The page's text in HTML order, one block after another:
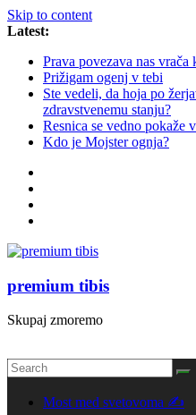
Skip to content
Latest:
Prava povezava nas vrača
Prižigam ogenj v tebi
Ste vedeli, da hoja po
zdravstvenemu stanju?
Resnica se vedno pokaže
Kdo je Mojster ognja?
premium tibis
Skupaj zmoremo
Most med svetovoma ✍️